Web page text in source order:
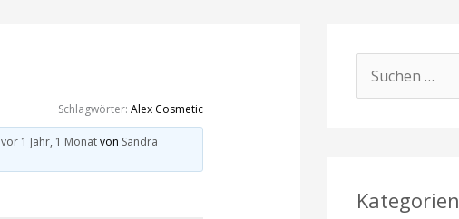
Schlagwörter:Alex Cosmetic
vor 1 Jahr, 1 Monatvon Sandra
e
Kategorien